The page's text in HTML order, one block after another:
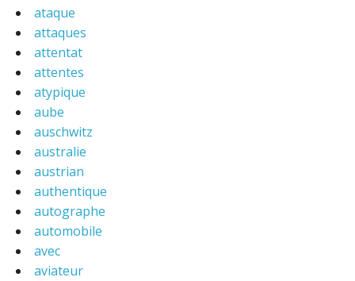
ataque
attaques
attentat
attentes
atypique
aube
auschwitz
australie
austrian
authentique
autographe
automobile
avec
aviateur